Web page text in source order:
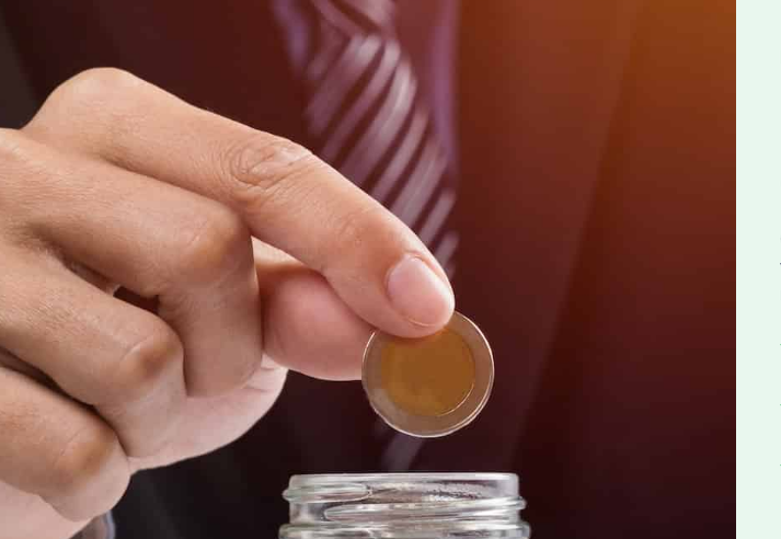
die uitvoerig ingaat op de ontwikkeling van de
Vraag ernaar bij je eigen adviseur, hij of zij